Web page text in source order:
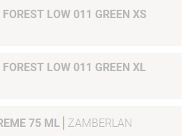
LOW 011 GREEN XS
LOW 011 GREEN XL
75 ML ZAMBERLAN